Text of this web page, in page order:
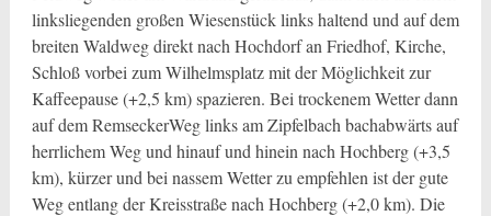
linksliegenden großen Wiesenstück links haltend und auf dem
breiten Waldweg direkt nach Hochdorf an Friedhof, Kirche,
Schloß vorbei zum Wilhelmsplatz mit der Möglichkeit zur
Kaffeepause (+2,5 km) spazieren. Bei trockenem Wetter dann
auf dem RemseckerWeg links am Zipfelbach bachabwärts auf
herrlichem Weg und hinauf und hinein nach Hochberg (+3,5
km), kürzer und bei nassem Wetter zu empfehlen ist der gute
Weg entlang der Kreisstraße nach Hochberg (+2,0 km). Die